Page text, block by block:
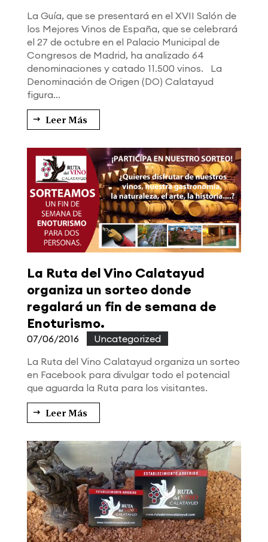
La Guía, que se presentará en el XVII Salón de
los Mejores Vinos de España, que se celebrará
el 27 de octubre en el Palacio Municipal de
Congresos de Madrid, ha analizado 64
denominaciones y catado 11.500 vinos. La
Denominación de Origen (DO) Calatayud
figura...
Leer Más
La Ruta del Vino Calatayud
organiza un sorteo donde
regalará un fin de semana de
Enoturismo.
07/06/2016
Uncategorized
La Ruta del Vino Calatayud organiza un sorteo
en Facebook para divulgar todo el potencial
que aguarda la Ruta para los visitantes.
Leer Más